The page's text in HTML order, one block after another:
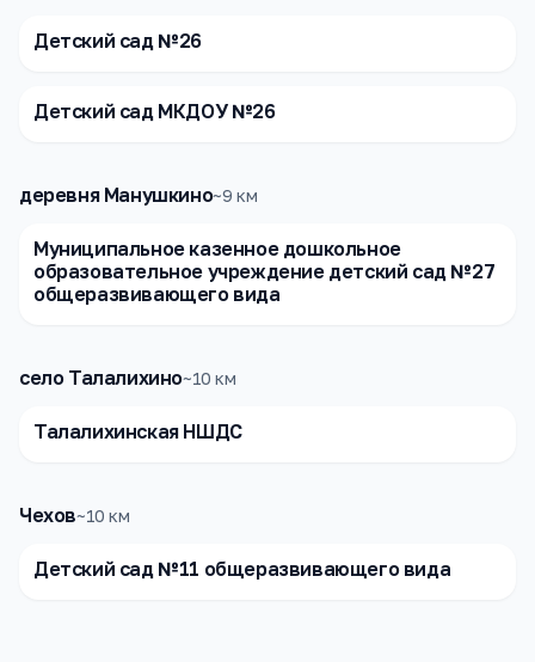
Детский сад №26
Детский сад МКДОУ №26
деревня Манушкино~9 км
Муниципальное казенное дошкольное
образовательное учреждение детский сад №27
общеразвивающего вида
село Талалихино~10 км
Талалихинская НШДС
Чехов~10 км
Детский сад №11 общеразвивающего вида